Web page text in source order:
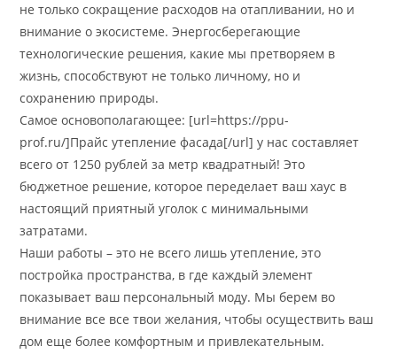
не только сокращение расходов на отапливании, но и
внимание о экосистеме. Энергосберегающие
технологические решения, какие мы претворяем в
жизнь, способствуют не только личному, но и
сохранению природы.
Самое основополагающее: [url=https://ppu-
prof.ru/]Прайс утепление фасада[/url] у нас составляет
всего от 1250 рублей за метр квадратный! Это
бюджетное решение, которое переделает ваш хаус в
настоящий приятный уголок с минимальными
затратами.
Наши работы – это не всего лишь утепление, это
постройка пространства, в где каждый элемент
показывает ваш персональный моду. Мы берем во
внимание все все твои желания, чтобы осуществить ваш
дом еще более комфортным и привлекательным.